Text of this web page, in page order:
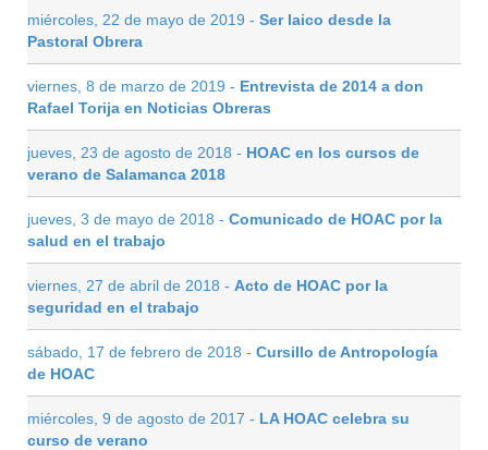
miércoles, 22 de mayo de 2019 - Ser laico desde la
Pastoral Obrera
viernes, 8 de marzo de 2019 - Entrevista de 2014 a don
Rafael Torija en Noticias Obreras
jueves, 23 de agosto de 2018 - HOAC en los cursos de
verano de Salamanca 2018
jueves, 3 de mayo de 2018 - Comunicado de HOAC por la
salud en el trabajo
viernes, 27 de abril de 2018 - Acto de HOAC por la
seguridad en el trabajo
sábado, 17 de febrero de 2018 - Cursillo de Antropología
de HOAC
miércoles, 9 de agosto de 2017 - LA HOAC celebra su
curso de verano